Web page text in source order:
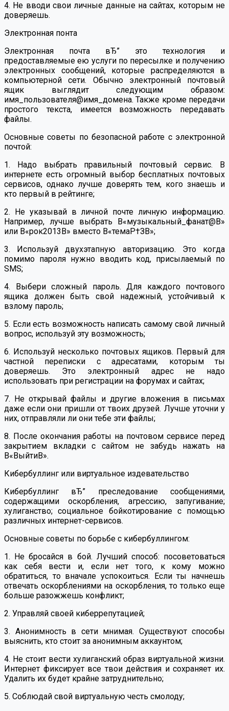
4. Не вводи свои личные данные на сайтах, которым не
доверяешь.
Электронная понта
Электронная почта вЂ” это технология и
предоставляемые ею услуги по пересылке и получению
электронных сообщений, которые распределяются в
компьютерной сети. Обычно электронный почтовый
ящик выглядит следующим образом:
имя_пользователя@имя_домена. Также кроме передачи
простого текста, имеется возможность передавать
файлы.
Основные советы по безопасной работе с электронной
почтой:
1. Надо выбрать правильный почтовый сервис. В
интернете есть огромный выбор бесплатных почтовых
сервисов, однако лучше доверять тем, кого знаешь и
кто первый в рейтинге;
2. Не указывай в личной почте личную информацию.
Например, лучше выбрать В«музыкальный_фанат@В»
или В«рок2013В» вместо В«темаР†ЗВ»;
3. Используй двухэтапную авторизацию. Это когда
помимо пароля нужно вводить код, присылаемый по
SMS;
4. Выбери сложный пароль. Для каждого почтового
ящика должен быть свой надежный, устойчивый к
взлому пароль;
5. Если есть возможность написать самому свой личный
вопрос, используй эту возможность;
6. Используй несколько почтовых ящиков. Первый для
частной переписки с адресатами, которым ты
доверяешь. Это электронный адрес не надо
использовать при регистрации на форумах и сайтах;
7. Не открывай файлы и другие вложения в письмах
даже если они пришли от твоих друзей. Лучше уточни у
них, отправляли ли они тебе эти файлы;
8. После окончания работы на почтовом сервисе перед
закрытием вкладки с сайтом не забудь нажать на
В«ВыйтиВ».
Кибербуллинг или виртуальное издевательство
Кибербуллинг вЂ” преследование сообщениями,
содержащими оскорбления, агрессию, запугивание;
хулиганство; социальное бойкотирование с помощью
различных интернет-сервисов.
Основные советы по борьбе с кибербуллингом:
1. Не бросайся в бой. Лучший способ: посоветоваться
как себя вести и, если нет того, к кому можно
обратиться, то вначале успокоиться. Если ты начнешь
отвечать оскорблениями на оскорбления, то только еще
больше разожжешь конфликт;
2. Управляй своей киберрепутацией;
3. Анонимность в сети мнимая. Существуют способы
выяснить, кто стоит за анонимным аккаунтом;
4. Не стоит вести хулиганский образ виртуальной жизни.
Интернет фиксирует все твои действия и сохраняет их.
Удалить их будет крайне затруднительно;
5. Соблюдай свой виртуальную честь смолоду;